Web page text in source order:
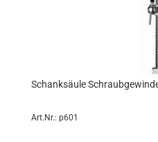
Schanksäule
Art.Nr.: p601